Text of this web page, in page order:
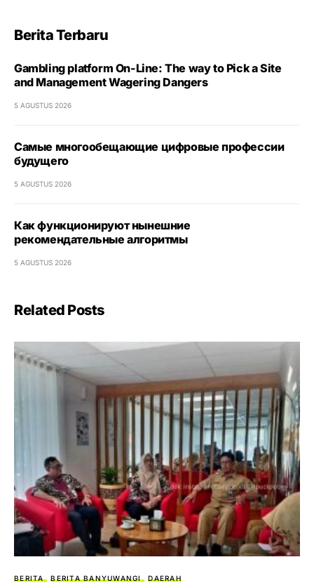
Berita Terbaru
Gambling platform On-Line: The way to Pick a Site
and Management Wagering Dangers
5 AGUSTUS 2026
Самые многообещающие цифровые профессии
будущего
5 AGUSTUS 2026
Как функционируют нынешние
рекомендательные алгоритмы
5 AGUSTUS 2026
Related Posts
BERITA BERITA BANYUWANGI DAERAH